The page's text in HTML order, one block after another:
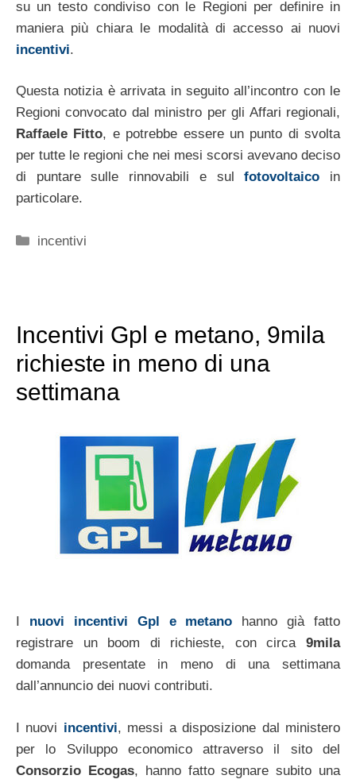
su un testo condiviso con le Regioni per definire in
maniera più chiara le modalità di accesso ai nuovi
incentivi.
Questa notizia è arrivata in seguito all’incontro con le
Regioni convocato dal ministro per gli Affari regionali,
Raffaele Fitto, e potrebbe essere un punto di svolta
per tutte le regioni che nei mesi scorsi avevano deciso
di puntare sulle rinnovabili e sulfotovoltaico in
particolare.
Categorie
incentivi
Incentivi Gpl e metano, 9mila
richieste in meno di una
settimana
nuovi incentivi Gpl e metano hanno già fatto
registrare un boom di richieste, con circa 9mila
domanda presentate in meno di una settimana
dall’annuncio dei nuovi contributi.
I nuovi incentivi, messi a disposizione dal ministero
per lo Sviluppo economico attraverso il sito del
Consorzio Ecogas, hanno fatto segnare subito una